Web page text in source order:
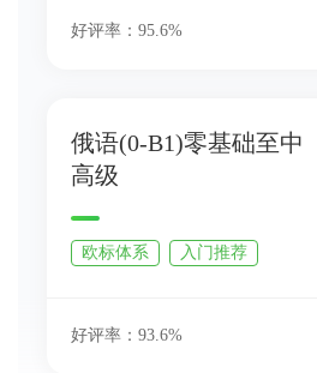
好评率： 95.6%
俄语(0-B1)零基础至中
高级
欧标体系 入门推荐
好评率： 93.6%